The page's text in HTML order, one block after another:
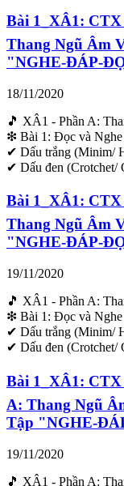
Bài 1_XÂ1: CTX
Thang Ngũ Âm
"NGHE-ĐÁP-
18/11/2020
🎵 XÂ1 - Phần A:
❇ Bài 1: Đọc và
✔ Dấu trắng (Minim/
✔ Dấu đen (Crotchet/
Bài 1_XÂ1: CTX
Thang Ngũ Âm
"NGHE-ĐÁP-
19/11/2020
🎵 XÂ1 - Phần A:
❇ Bài 1: Đọc và
✔ Dấu trắng (Minim/
✔ Dấu đen (Crotchet/
Bài 1_XÂ1: CTX
A: Thang Ngũ
Tập "NGHE-
19/11/2020
🎵 XÂ1 - Phần A: